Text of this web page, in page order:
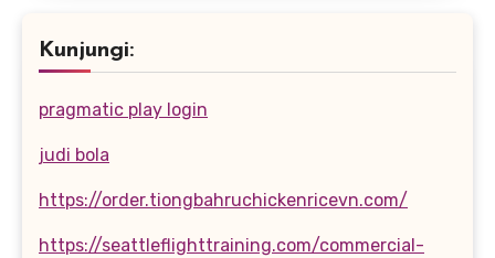
Kunjungi:
pragmatic play login
judi bola
https://order.tiongbahruchickenricevn.com/
https://seattleflighttraining.com/commercial-